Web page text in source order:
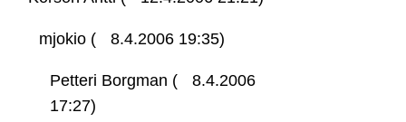
mjokio ( 8.4.2006 19:35)
Petteri Borgman (
8.4.2006
17:27)